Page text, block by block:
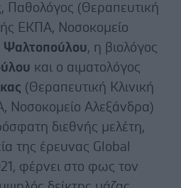
Παθολόγος (Θεραπευτική
ΕΚΠΑ, Νοσοκομείο
, η βιολόγος
και o αιματολόγος
(Θεραπευτική Κλινική
Νοσοκομείο Αλεξάνδρα)
διεθνής μελέτη,
της έρευνας Global
φέρνει στο φως τον